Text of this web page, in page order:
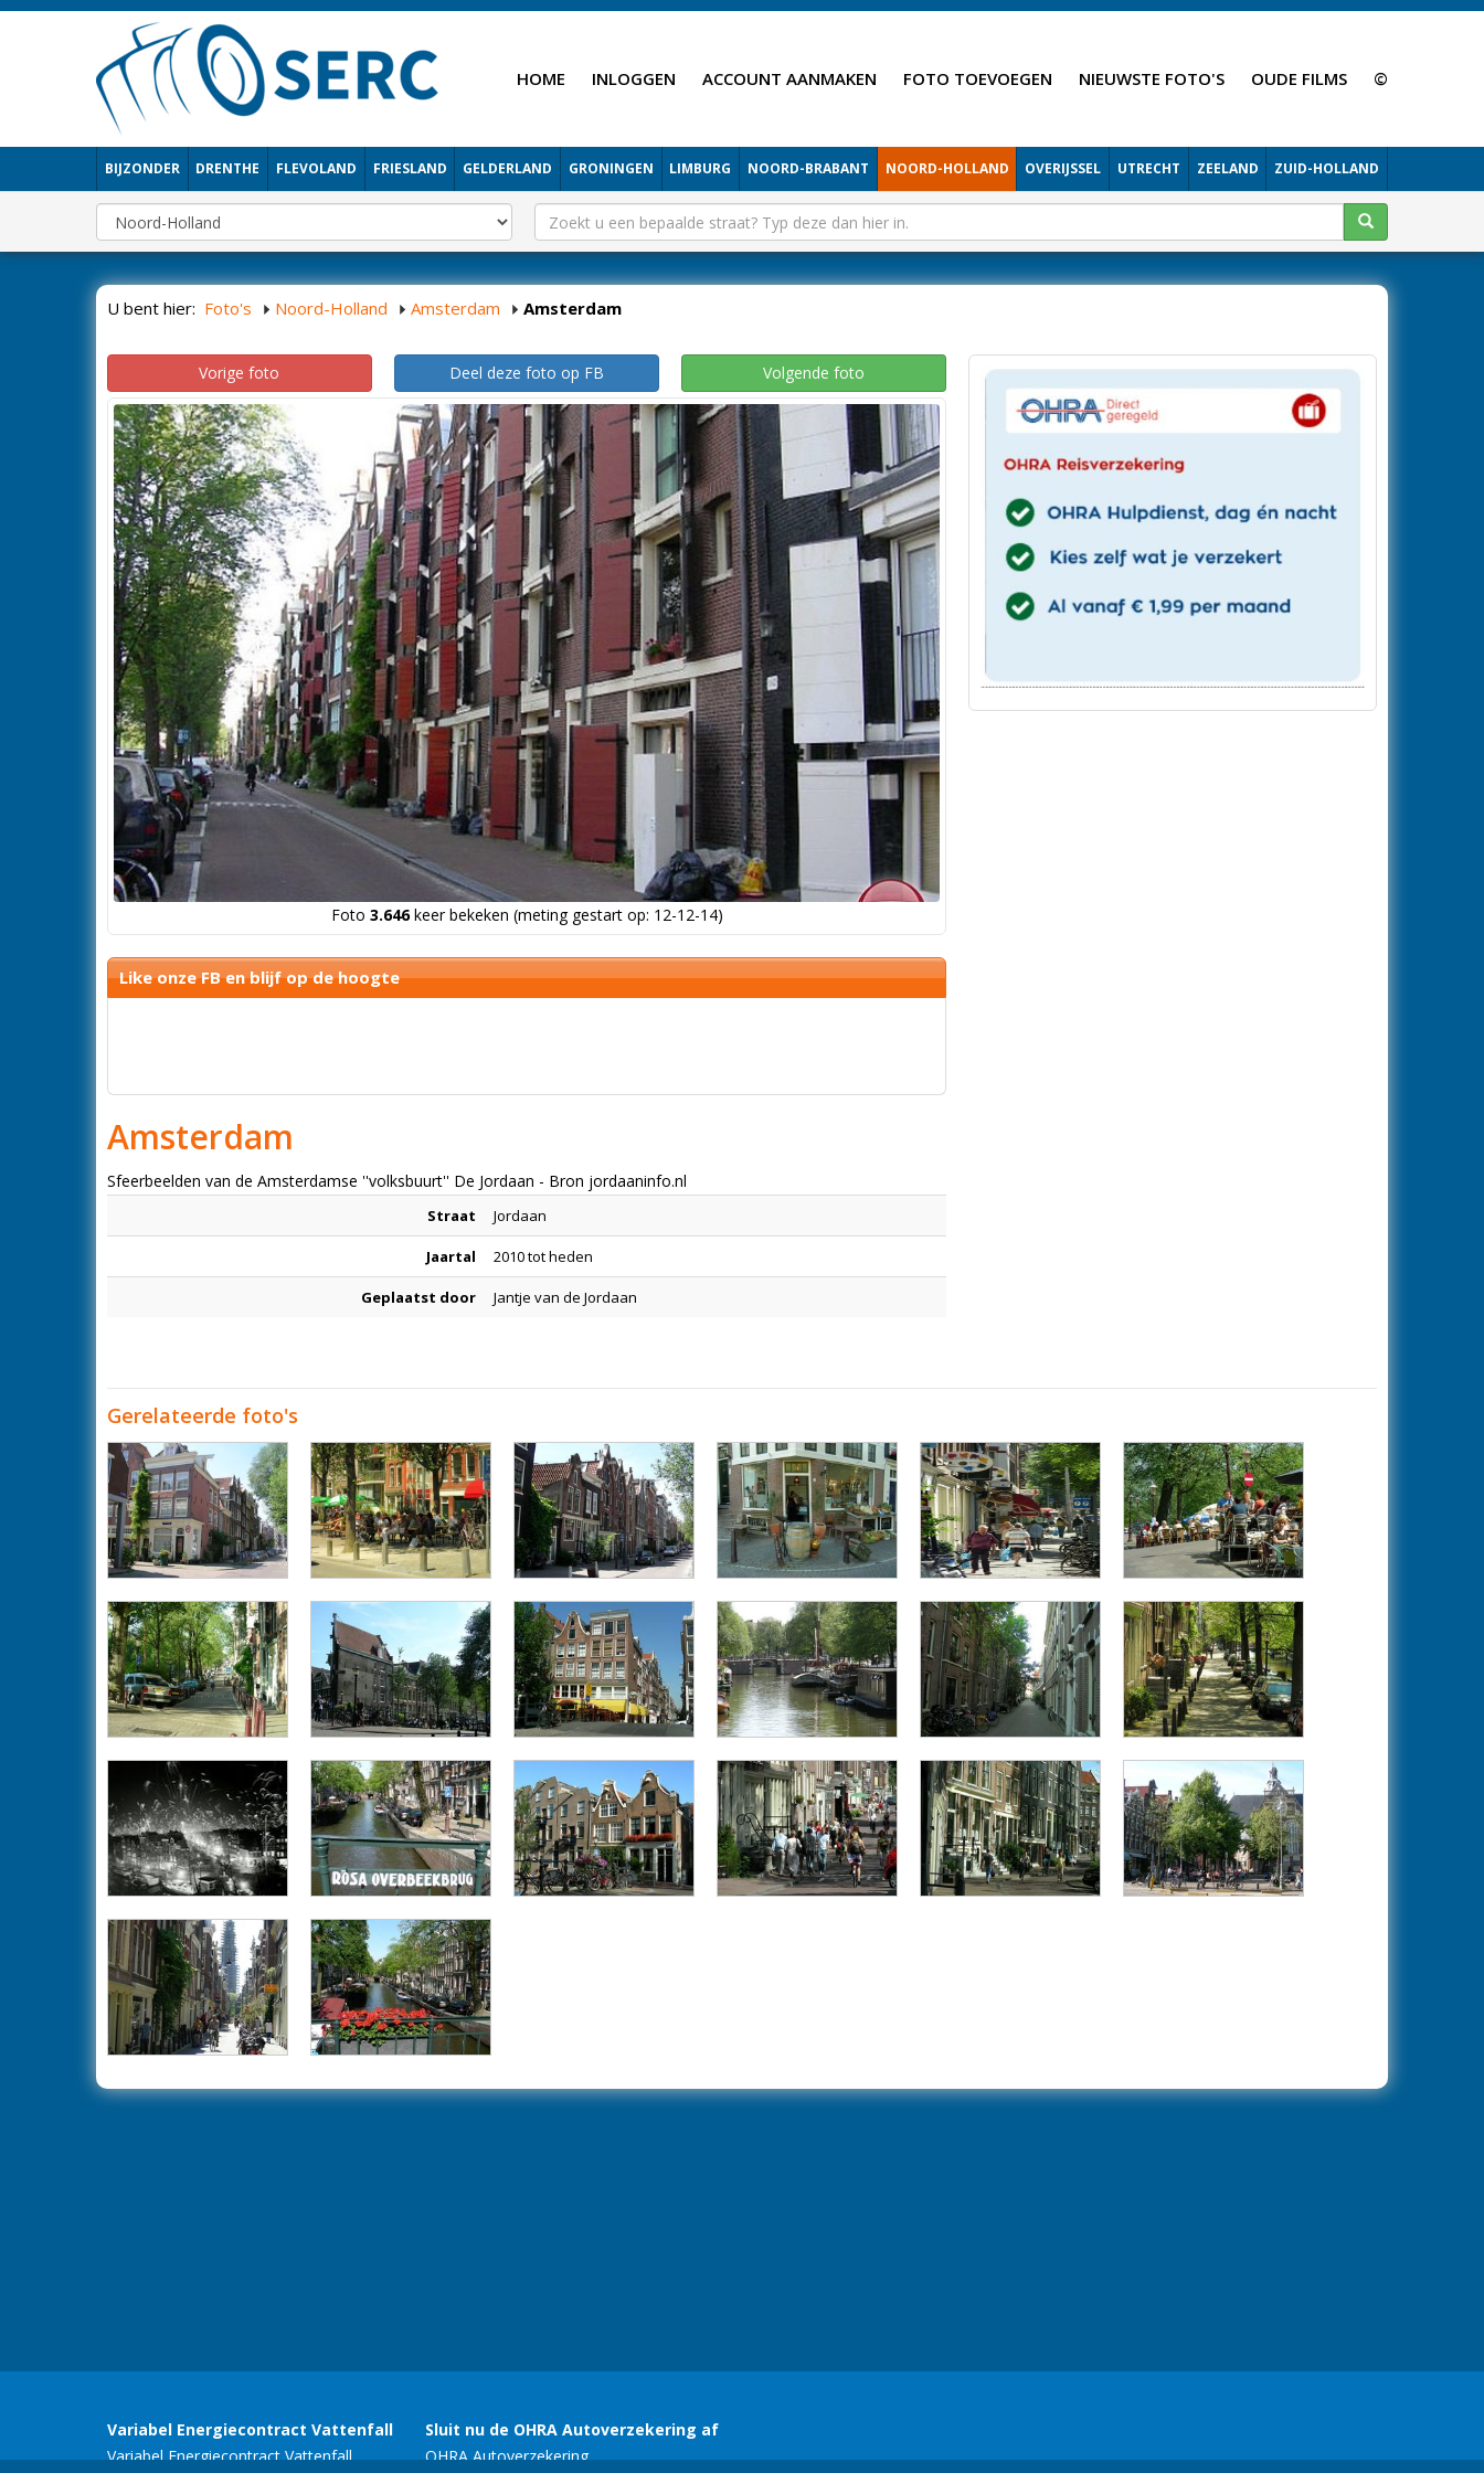
HOME INLOGGEN ACCOUNT AANMAKEN FOTO TOEVOEGEN NIEUWSTE FOTO'S OUDE FILMS ©
BIJZONDER DRENTHE FLEVOLAND FRIESLAND GELDERLAND GRONINGEN LIMBURG NOORD-BRABANT NOORD-HOLLAND OVERIJSSEL UTRECHT ZEELAND ZUID-HOLLAND
U bent hier: Foto's Noord-Holland Amsterdam Amsterdam
Vorige foto Deel deze foto op FB Volgende foto
Foto 3.646keer bekeken (meting gestart op: 12-12-14)
Like onze FB en blijf op de hoogte
Amsterdam
Sfeerbeelden van de Amsterdamse ''volksbuurt'' De Jordaan - Bron jordaaninfo.nl
Straat Jordaan
Jaartal 2010 tot heden
Geplaatst door Jantje van de Jordaan
Gerelateerde foto's